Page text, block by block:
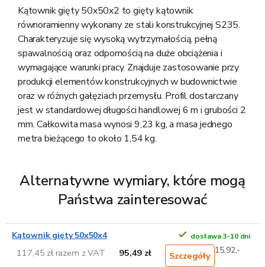
Kątownik gięty 50x50x2 to gięty kątownik
równoramienny wykonany ze stali konstrukcyjnej S235.
Charakteryzuje się wysoką wytrzymałością, pełną
spawalnością oraz odpornością na duże obciążenia i
wymagające warunki pracy. Znajduje zastosowanie przy
produkcji elementów konstrukcyjnych w budownictwie
oraz w różnych gałęziach przemysłu. Profil dostarczany
jest w standardowej długości handlowej 6 m i grubości 2
mm. Całkowita masa wynosi 9,23 kg, a masa jednego
metra bieżącego to około 1,54 kg.
Alternatywne wymiary, które mogą
Państwa zainteresować
Kątownik gięty 50x50x4 dostawa 3-10 dni
117,45 zł razem z VAT 95,49 zł Szczegóły 15,92,-